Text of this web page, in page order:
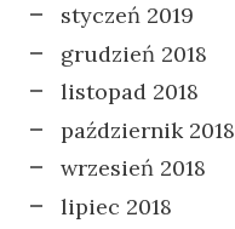
styczeń 2019
grudzień 2018
listopad 2018
październik 2018
wrzesień 2018
lipiec 2018